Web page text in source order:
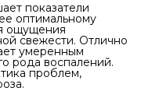
показатели
оптимальному
ощущения
свежести. Отлично
умеренным
рода воспалений.
проблем,